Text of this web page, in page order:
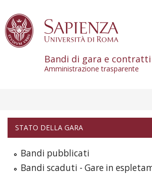
Bandi di gara e contratti
Amministrazione trasparente
STATO DELLA GARA
Bandi pubblicati
Bandi scaduti - Gare in